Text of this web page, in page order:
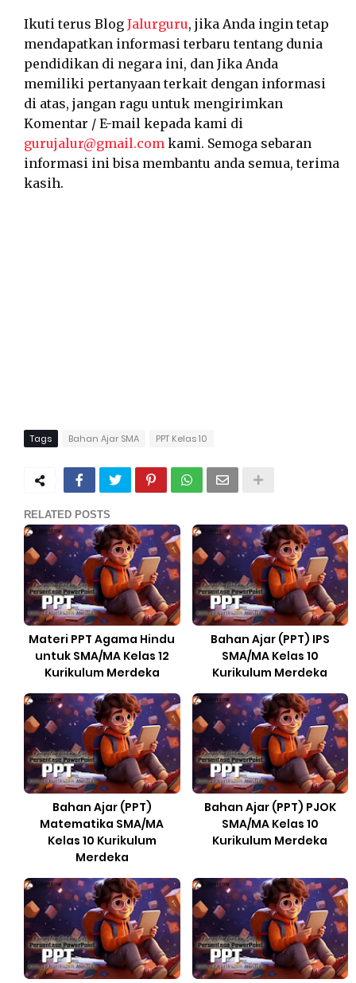
Ikuti terus Blog Jalurguru, jika Anda ingin tetap
mendapatkan informasi terbaru tentang dunia
pendidikan di negara ini, dan Jika Anda
memiliki pertanyaan terkait dengan informasi
di atas, jangan ragu untuk mengirimkan
Komentar / E-mail kepada kami di
gurujalur@gmail.com kami. Semoga sebaran
informasi ini bisa membantu anda semua, terima
kasih.
Tags Bahan Ajar SMA PPT Kelas 10
RELATED POSTS
Materi PPT Agama Hindu
untuk SMA/MA Kelas 12
Kurikulum Merdeka
Bahan Ajar (PPT) IPS
SMA/MA Kelas 10
Kurikulum Merdeka
Bahan Ajar (PPT)
Matematika SMA/MA
Kelas 10 Kurikulum
Merdeka
Bahan Ajar (PPT) PJOK
SMA/MA Kelas 10
Kurikulum Merdeka